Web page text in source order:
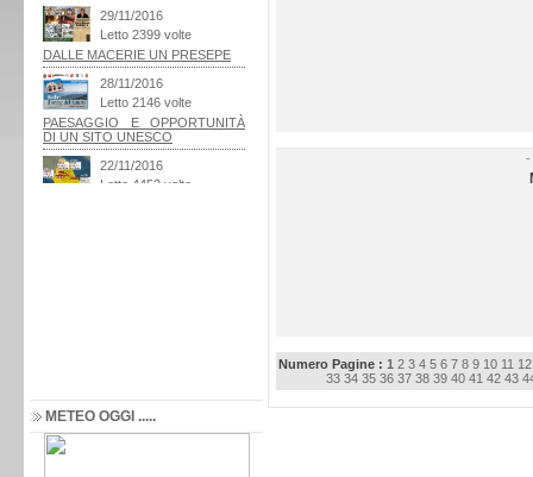
METEO OGGI .....
-
Numero Pagine : 1 2 3 4 5 6 7 8 9 10 11 12
33 34 35 36 37 38 39 40 41 42 43